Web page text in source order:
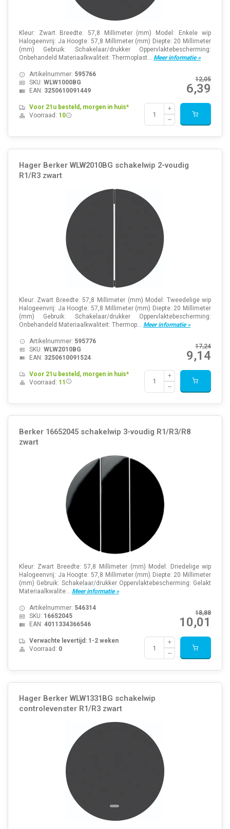
Kleur: Zwart Breedte: 57,8 Millimeter (mm) Model: Enkele wip
Halogeenvrij: Ja Hoogte: 57,8 Millimeter (mm) Diepte: 20 Millimeter
(mm) Gebruik: Schakelaar/drukker Oppervlaktebescherming:
Onbehandeld Materiaalkwaliteit: Thermoplast... Meer informatie »
12,05
6,39
Artikelnummer: 595766
SKU: WLW1000BG
EAN: 3250610091449
Voor 21u besteld, morgen in huis*
Voorraad: 10
Hager Berker WLW2010BG schakelwip 2-voudig
R1/R3 zwart
Kleur: Zwart Breedte: 57,8 Millimeter (mm) Model: Tweedelige wip
Halogeenvrij: Ja Hoogte: 57,8 Millimeter (mm) Diepte: 20 Millimeter
(mm) Gebruik: Schakelaar/drukker Oppervlaktebescherming:
Onbehandeld Materiaalkwaliteit: Thermop... Meer informatie »
17,24
9,14
Artikelnummer: 595776
SKU: WLW2010BG
EAN: 3250610091524
Voor 21u besteld, morgen in huis*
Voorraad: 11
Berker 16652045 schakelwip 3-voudig R1/R3/R8
zwart
Kleur: Zwart Breedte: 57,8 Millimeter (mm) Model: Driedelige wip
Halogeenvrij: Ja Hoogte: 57,8 Millimeter (mm) Diepte: 20 Millimeter
(mm) Gebruik: Schakelaar/drukker Oppervlaktebescherming: Gelakt
Materiaalkwalite... Meer informatie »
18,88
10,01
Artikelnummer: 546314
SKU: 16652045
EAN: 4011334366546
Verwachte levertijd: 1-2 weken
Voorraad: 0
Hager Berker WLW1331BG schakelwip
controlevenster R1/R3 zwart